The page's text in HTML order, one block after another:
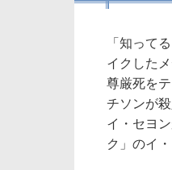
「知って
イクした
尊厳死を
チソンが
イ・セヨ
ク」のイ